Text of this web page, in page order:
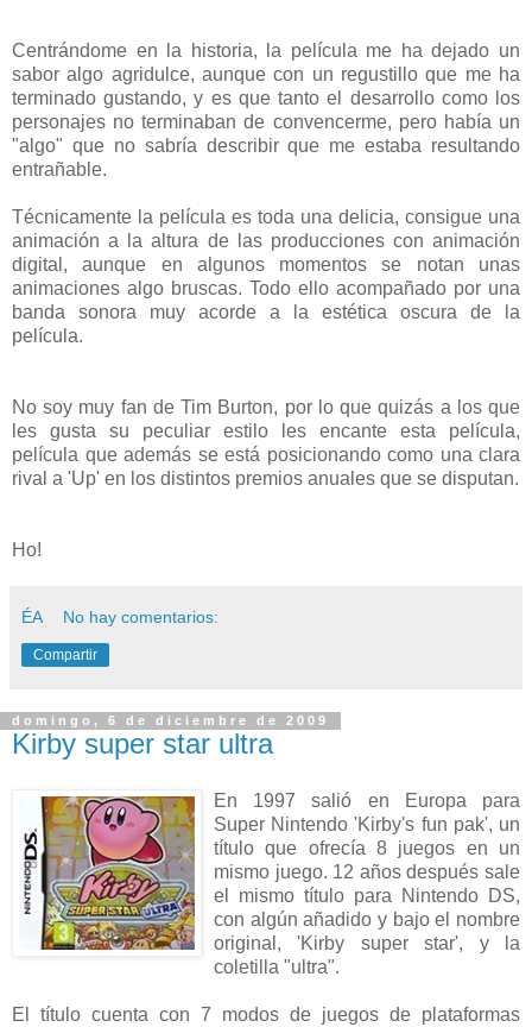
Centrándome en la historia, la película me ha dejado un
sabor algo agridulce, aunque con un regustillo que me ha
terminado gustando, y es que tanto el desarrollo como los
personajes no terminaban de convencerme, pero había un
"algo" que no sabría describir que me estaba resultando
entrañable.
Técnicamente la película es toda una delicia, consigue una
animación a la altura de las producciones con animación
digital, aunque en algunos momentos se notan unas
animaciones algo bruscas. Todo ello acompañado por una
banda sonora muy acorde a la estética oscura de la
película.
No soy muy fan de Tim Burton, por lo que quizás a los que
les gusta su peculiar estilo les encante esta película,
película que además se está posicionando como una clara
rival a 'Up' en los distintos premios anuales que se disputan.
Ho!
ÉA No hay comentarios:
Compartir
domingo, 6 de diciembre de 2009
Kirby super star ultra
En 1997 salió en Europa para
Super Nintendo 'Kirby's fun pak', un
título que ofrecía 8 juegos en un
mismo juego. 12 años después sale
el mismo título para Nintendo DS,
con algún añadido y bajo el nombre
original, 'Kirby super star', y la
coletilla "ultra".
El título cuenta con 7 modos de juegos de plataformas